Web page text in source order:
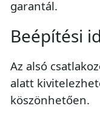
garantál.
Beépítési
Az alsó
alatt
köszönhetően.